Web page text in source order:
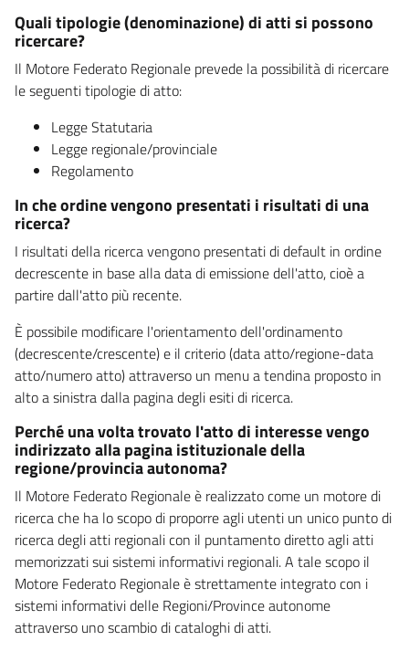
Quali tipologie (denominazione) di atti si possono
ricercare?
Il Motore Federato Regionale prevede la possibilità di ricercare
le seguenti tipologie di atto:
Legge Statutaria
Legge regionale/provinciale
Regolamento
In che ordine vengono presentati i risultati di una
ricerca?
I risultati della ricerca vengono presentati di default in ordine
decrescente in base alla data di emissione dell'atto, cioè a
partire dall'atto più recente.
È possibile modificare l'orientamento dell'ordinamento
(decrescente/crescente) e il criterio (data atto/regione-data
atto/numero atto) attraverso un menu a tendina proposto in
alto a sinistra dalla pagina degli esiti di ricerca.
Perché una volta trovato l'atto di interesse vengo
indirizzato alla pagina istituzionale della
regione/provincia autonoma?
Il Motore Federato Regionale è realizzato come un motore di
ricerca che ha lo scopo di proporre agli utenti un unico punto di
ricerca degli atti regionali con il puntamento diretto agli atti
memorizzati sui sistemi informativi regionali. A tale scopo il
Motore Federato Regionale è strettamente integrato con i
sistemi informativi delle Regioni/Province autonome
attraverso uno scambio di cataloghi di atti.